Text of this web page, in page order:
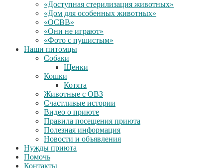
«Доступная стерилизация животных»
«Дом для особенных животных»
«ОСВВ»
«Они не играют»
«Фото с пушистым»
Наши питомцы
Собаки
Щенки
Кошки
Котята
Животные с ОВЗ
Счастливые истории
Видео о приюте
Правила посещения приюта
Полезная информация
Новости и объявления
Нужды приюта
Помочь
Контакты